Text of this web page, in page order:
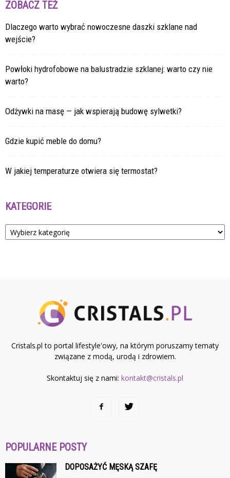
ZOBACZ TEŻ
Dlaczego warto wybrać nowoczesne daszki szklane nad
wejście?
Powłoki hydrofobowe na balustradzie szklanej: warto czy nie
warto?
Odżywki na masę — jak wspierają budowę sylwetki?
Gdzie kupić meble do domu?
W jakiej temperaturze otwiera się termostat?
KATEGORIE
Kategorie
Cristals.pl to portal lifestyle'owy, na którym poruszamy tematy
związane z modą, urodą i zdrowiem.
Skontaktuj się z nami: kontakt@cristals.pl
POPULARNE POSTY
DOPOSAŻYĆ MĘSKĄ SZAFĘ